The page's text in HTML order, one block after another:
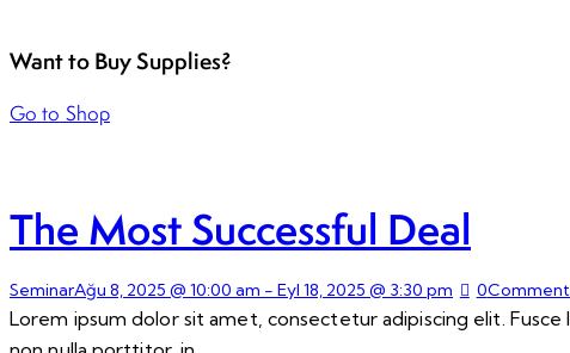
Want to Buy Supplies?
Go to Shop
The Most Successful Deal
SeminarAğu 8, 2025 @ 10:00 am - Eyl 18, 2025 @ 3:30 pm 0
Lorem ipsum dolor sit amet, consectetur adipiscing elit.